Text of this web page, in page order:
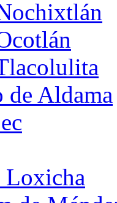
de Aldama
Loxicha